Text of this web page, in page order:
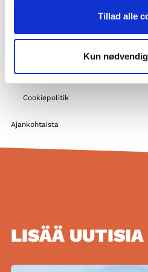
Tillad alle
Kun
Pohjoismainen yhteistyö
Muita pohjoismaisia toimijoita
Tule meille harjoitteluun
Cookiepolitik
Ajankohtaista
LISÄÄ UUTISIA